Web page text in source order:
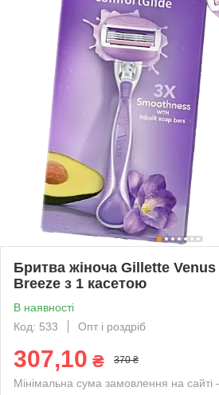
Бритва жіноча Gillette
Breeze з 1 касетою
В наявності
Код: 533
Опт і роздріб
307,10 ₴ 370 ₴
Мінімальна сума замовлення на